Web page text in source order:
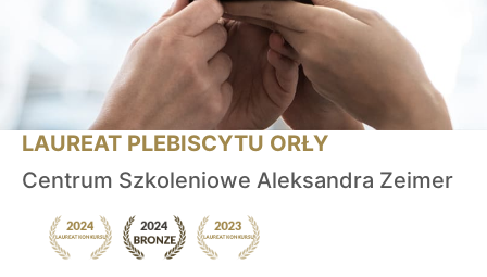
LAUREAT PLEBISCYTU ORŁY
Centrum Szkoleniowe Aleksandra Zeimer